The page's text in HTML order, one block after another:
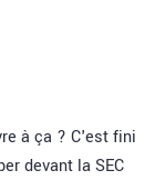
à ça ? C'est fini
devant la SEC